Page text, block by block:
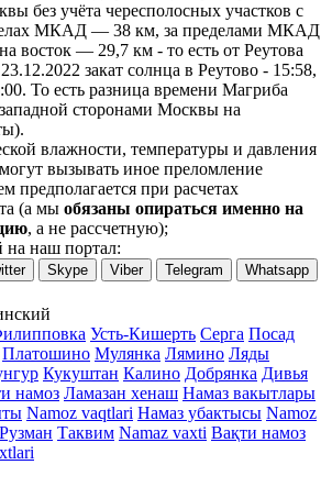
без учёта чересполосных участков с
МКАД — 38 км, за пределами МКАД
восток — 29,7 км - то есть от Реутова
закат солнца в Реутово - 15:58,
То есть разница времени Магриба
сторонами Москвы на
влажности, температуры и давления
вызывать иное преломление
предполагается при расчетах
(а мы обязаны опираться именно на
, а не рассчетную);
на наш портал:
Skype Viber Telegram
Whatsapp
Усть-Кишерть Серга Посад
Платошино Мулянка Лямино Ляды
Кукуштан Калино Добрянка Дивья
намоз Ламазан хенаш Намаз вакытлары
Namoz vaqtlari Намаз убактысы Namoz
Рузман Таквим Namaz vaxti Вақти намоз